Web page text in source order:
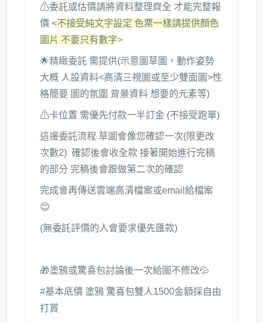
⚠委託或估價請將資料整理齊全 才能完整報
價 <不接受純文字設定 色票一樣請提供顏色
圖片 不要只有數字>
🌟精緻委託 需提供(示意圖草圖，動作姿勢
大概 人設資料<高清三視圖或至少雙面圖>性
格簡要 圖的氛圍 背景資料 想要的元素等)
⚠卡位置 需優先付款一半訂金 (不接受跑單)
這邊委託流程 草圖會像您確認一次(限更改
次數2) 確認後會收全款 接著開始進行完稿
的部分 完稿後會跟做第二次的確認
完成會再傳送雲端高清檔案或email給檔案
😊
(無委託評價的人會要求優先匯款)
🎁塗鴉或驚喜包討論後一次給圖不修改💦
#基本底價 塗鴉 驚喜包雙人1500金額採自由
打賞